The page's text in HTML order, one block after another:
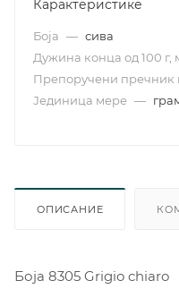
Карактеристике
Боја — сива
Дужина конца од 100 г,
Препоручени пречник
Јединица мере —
ОПИСАНИЕ
Боја 8305 Grigio chiaro